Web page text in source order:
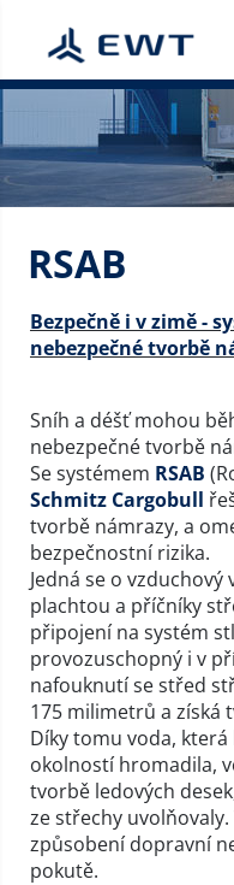
RSAB
Bezpečně i v zimě -
nebezpečné tvorbě
Sníh a déšť mohou
nebezpečné tvorbě
Se systémem RSAB
Schmitz Cargobull
tvorbě námrazy, a
bezpečnostní rizika.
Jedná se o
plachtou a příčníky
připojení na systém
provozuschopný i v
nafouknutí se střed
175 milimetrů a získá
Díky tomu voda,
okolností hromadila,
tvorbě ledových
ze střechy
způsobení dopravní
pokutě.